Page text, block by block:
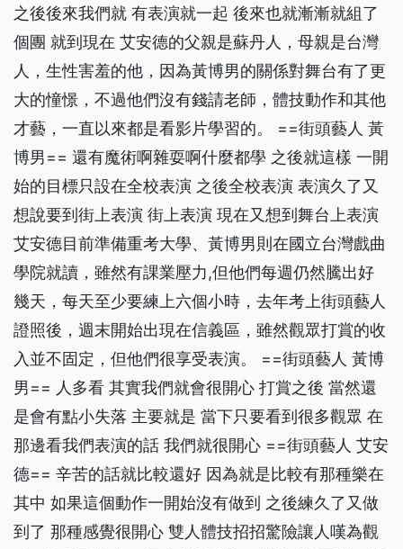
之後後來我們就 有表演就一起 後來也就漸漸就組了
個團 就到現在 艾安德的父親是蘇丹人，母親是台灣
人，生性害羞的他，因為黃博男的關係對舞台有了更
大的憧憬，不過他們沒有錢請老師，體技動作和其他
才藝，一直以來都是看影片學習的。 ==街頭藝人 黃
博男== 還有魔術啊雜耍啊什麼都學 之後就這樣 一開
始的目標只設在全校表演 之後全校表演 表演久了又
想說要到街上表演 街上表演 現在又想到舞台上表演
艾安德目前準備重考大學、黃博男則在國立台灣戲曲
學院就讀，雖然有課業壓力,但他們每週仍然騰出好
幾天，每天至少要練上六個小時，去年考上街頭藝人
證照後，週末開始出現在信義區，雖然觀眾打賞的收
入並不固定，但他們很享受表演。 ==街頭藝人 黃博
男== 人多看 其實我們就會很開心 打賞之後 當然還
是會有點小失落 主要就是 當下只要看到很多觀眾 在
那邊看我們表演的話 我們就很開心 ==街頭藝人 艾安
德== 辛苦的話就比較還好 因為就是比較有那種樂在
其中 如果這個動作一開始沒有做到 之後練久了又做
到了 那種感覺很開心 雙人體技招招驚險讓人嘆為觀